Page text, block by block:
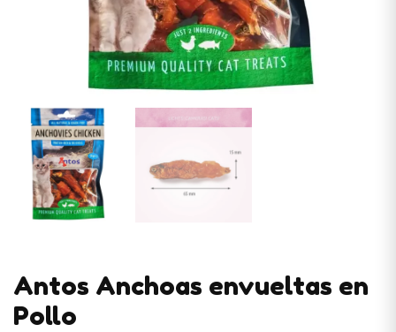
Antos Anchoas envueltas en
Pollo